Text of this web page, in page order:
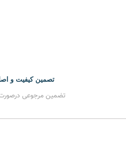
تصمین کیفیت و
تضمین مرجوعی